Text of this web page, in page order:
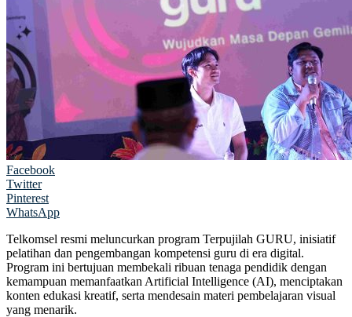
Facebook
Twitter
Pinterest
WhatsApp
Telkomsel resmi meluncurkan program Terpujilah GURU, inisiatif
pelatihan dan pengembangan kompetensi guru di era digital.
Program ini bertujuan membekali ribuan tenaga pendidik dengan
kemampuan memanfaatkan Artificial Intelligence (AI), menciptakan
konten edukasi kreatif, serta mendesain materi pembelajaran visual
yang menarik.